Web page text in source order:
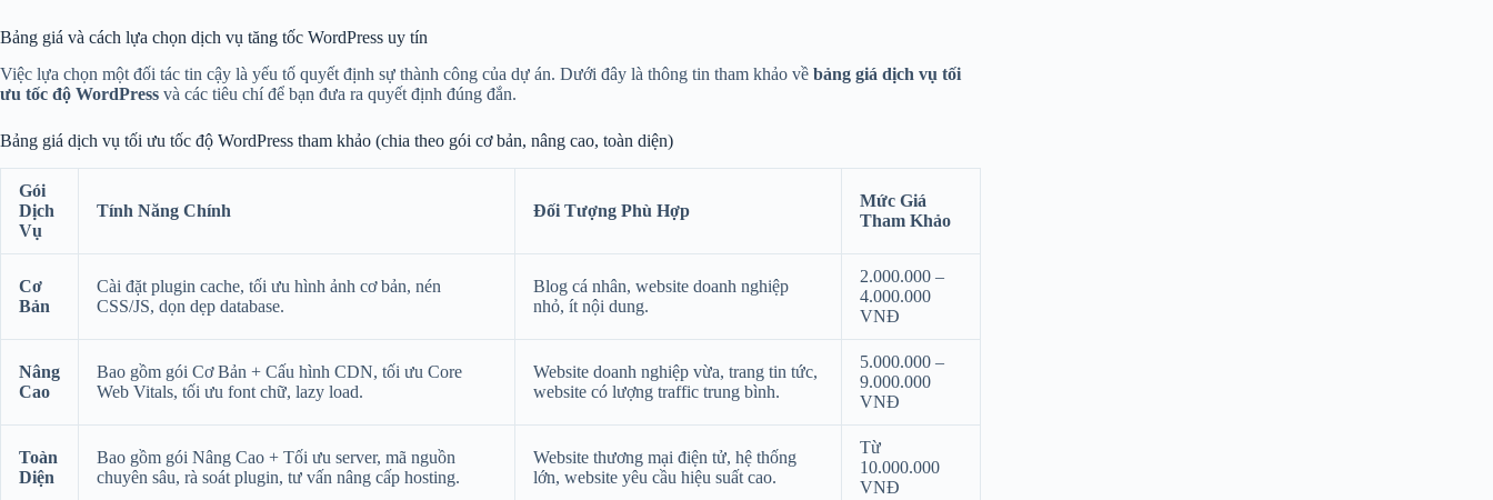
Bảng giá và cách lựa chọn dịch vụ tăng tốc WordPress uy tín
Việc lựa chọn một đối tác tin cậy là yếu tố quyết định sự thành công của dự án. Dưới đây là thông tin tham khảo về bảng giá dịch vụ tối
ưu tốc độ WordPress và các tiêu chí để bạn đưa ra quyết định đúng đắn.
Bảng giá dịch vụ tối ưu tốc độ WordPress tham khảo (chia theo gói cơ bản, nâng cao, toàn diện)
Gói
Dịch
Vụ
Tính Năng Chính Đối Tượng Phù Hợp
Mức Giá
Tham Khảo
Cơ
Bản
Cài đặt plugin cache, tối ưu hình ảnh cơ bản, nén
CSS/JS, dọn dẹp database.
Blog cá nhân, website doanh nghiệp
nhỏ, ít nội dung.
2.000.000 –
4.000.000
VNĐ
Nâng
Cao
Bao gồm gói Cơ Bản + Cấu hình CDN, tối ưu Core
Web Vitals, tối ưu font chữ, lazy load.
Website doanh nghiệp vừa, trang tin tức,
website có lượng traffic trung bình.
5.000.000 –
9.000.000
VNĐ
Toàn
Diện
Bao gồm gói Nâng Cao + Tối ưu server, mã nguồn
chuyên sâu, rà soát plugin, tư vấn nâng cấp hosting.
Website thương mại điện tử, hệ thống
lớn, website yêu cầu hiệu suất cao.
Từ
10.000.000
VNĐ